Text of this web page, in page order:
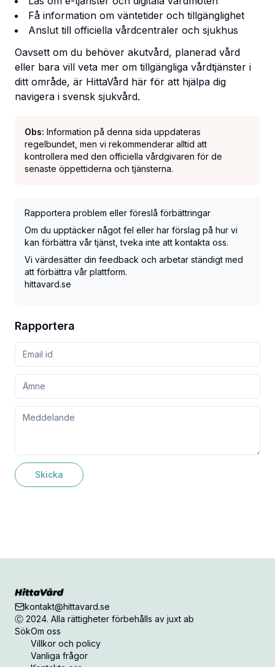
Få information om väntetider och tillgänglighet
Anslut till officiella vårdcentraler och sjukhus
Oavsett om du behöver akutvård, planerad vård
eller bara vill veta mer om tillgängliga vårdtjänster i
ditt område, är HittaVård här för att hjälpa dig
navigera i svensk sjukvård.
Obs: Information på denna sida uppdateras
regelbundet, men vi rekommenderar alltid att
kontrollera med den officiella vårdgivaren för de
senaste öppettiderna och tjänsterna.
Rapportera problem eller föreslå förbättringar
Om du upptäcker något fel eller har förslag på hur vi
kan förbättra vår tjänst, tveka inte att kontakta oss.
Vi värdesätter din feedback och arbetar ständigt med
att förbättra vår plattform.
hittavard.se
Rapportera
Skicka
kontakt@hittavard.se
Ⓒ 2024. Alla rättigheter förbehålls av juxt ab
SökOm oss
Villkor och policy
Vanliga frågor